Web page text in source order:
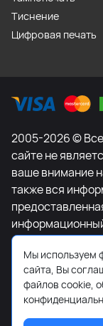
Тиснение
Цифровая печать
2005-2026 ©
сайте не
ваше внимание
также вся
является
положениями
Российской
информации о
товаров и (или)
Мы используем
сайта, Вы
файлов cookie,